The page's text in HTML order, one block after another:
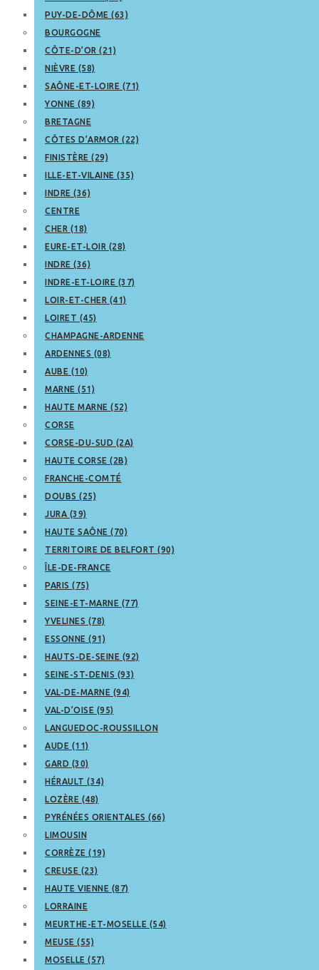
PUY-DE-DÔME (63)
BOURGOGNE
CÔTE-D’OR (21)
NIÈVRE (58)
SAÔNE-ET-LOIRE (71)
YONNE (89)
BRETAGNE
CÔTES D’ARMOR (22)
FINISTÈRE (29)
ILLE-ET-VILAINE (35)
INDRE (36)
CENTRE
CHER (18)
EURE-ET-LOIR (28)
INDRE (36)
INDRE-ET-LOIRE (37)
LOIR-ET-CHER (41)
LOIRET (45)
CHAMPAGNE-ARDENNE
ARDENNES (08)
AUBE (10)
MARNE (51)
HAUTE MARNE (52)
CORSE
CORSE-DU-SUD (2A)
HAUTE CORSE (2B)
FRANCHE-COMTÉ
DOUBS (25)
JURA (39)
HAUTE SAÔNE (70)
TERRITOIRE DE BELFORT (90)
ÎLE-DE-FRANCE
PARIS (75)
SEINE-ET-MARNE (77)
YVELINES (78)
ESSONNE (91)
HAUTS-DE-SEINE (92)
SEINE-ST-DENIS (93)
VAL-DE-MARNE (94)
VAL-D’OISE (95)
LANGUEDOC-ROUSSILLON
AUDE (11)
GARD (30)
HÉRAULT (34)
LOZÈRE (48)
PYRÉNÉES ORIENTALES (66)
LIMOUSIN
CORRÈZE (19)
CREUSE (23)
HAUTE VIENNE (87)
LORRAINE
MEURTHE-ET-MOSELLE (54)
MEUSE (55)
MOSELLE (57)